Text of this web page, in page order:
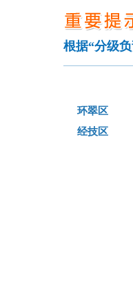
根据“分级
环翠区
经技区